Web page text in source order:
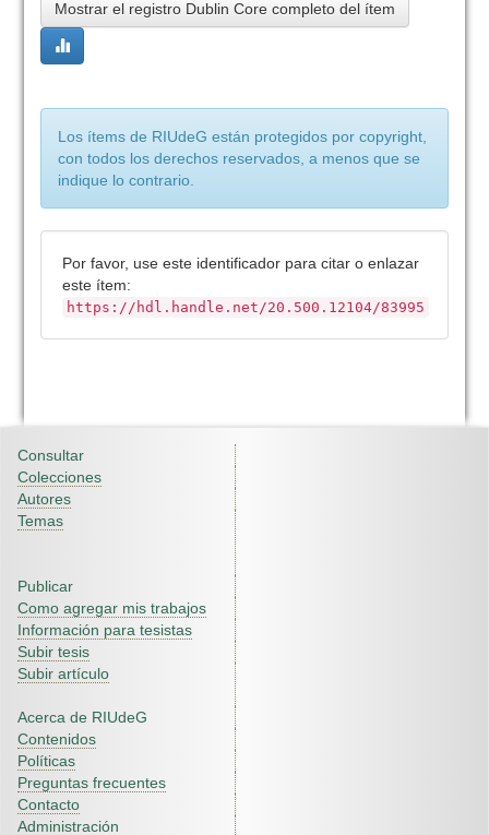
Mostrar el registro Dublin Core completo del ítem
Los ítems de RIUdeG están protegidos por copyright,
con todos los derechos reservados, a menos que se
indique lo contrario.
Por favor, use este identificador para citar o enlazar
este ítem:
https://hdl.handle.net/20.500.12104/83995
Consultar
Colecciones
Autores
Temas
Publicar
Como agregar mis trabajos
Información para tesistas
Subir tesis
Subir artículo
Acerca de RIUdeG
Contenidos
Políticas
Preguntas frecuentes
Contacto
Administración